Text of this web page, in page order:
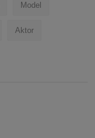
Model
Aktor